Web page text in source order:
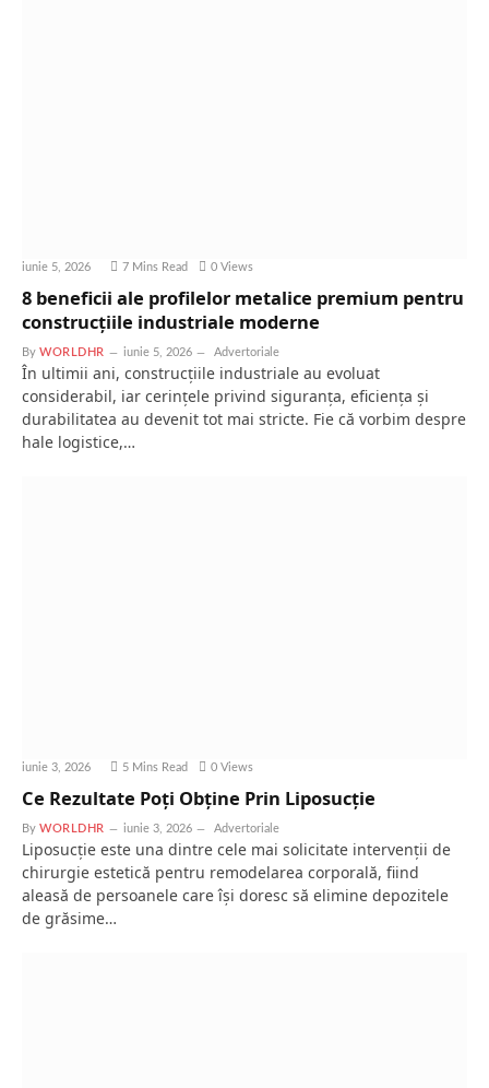
iunie 5, 2026 7 Mins Read 0 Views
8 beneficii ale profilelor metalice premium pentru
construcțiile industriale moderne
By WORLDHR iunie 5, 2026 Advertoriale
În ultimii ani, construcțiile industriale au evoluat
considerabil, iar cerințele privind siguranța, eficiența și
durabilitatea au devenit tot mai stricte. Fie că vorbim despre
hale logistice,…
iunie 3, 2026 5 Mins Read 0 Views
Ce Rezultate Poți Obține Prin Liposucție
By WORLDHR iunie 3, 2026 Advertoriale
Liposucție este una dintre cele mai solicitate intervenții de
chirurgie estetică pentru remodelarea corporală, fiind
aleasă de persoanele care își doresc să elimine depozitele
de grăsime…